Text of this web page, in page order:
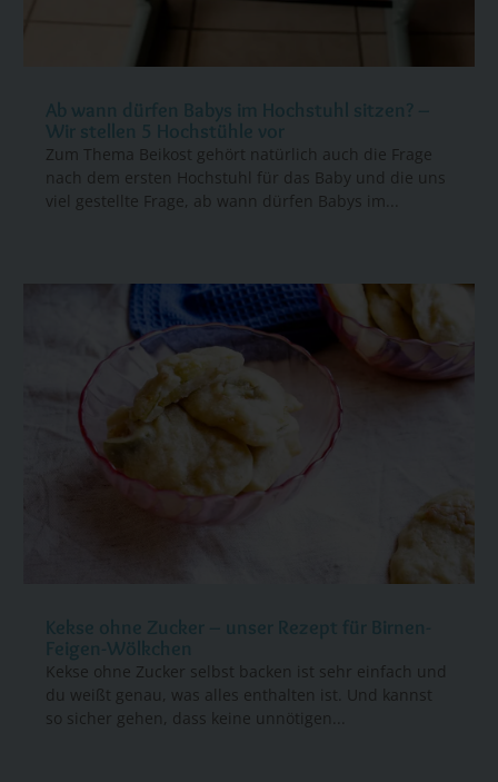
Ab wann dürfen Babys im Hochstuhl sitzen? –
Wir stellen 5 Hochstühle vor
Zum Thema Beikost gehört natürlich auch die Frage
nach dem ersten Hochstuhl für das Baby und die uns
viel gestellte Frage, ab wann dürfen Babys im...
Kekse ohne Zucker – unser Rezept für Birnen-
Feigen-Wölkchen
Kekse ohne Zucker selbst backen ist sehr einfach und
du weißt genau, was alles enthalten ist. Und kannst
so sicher gehen, dass keine unnötigen...